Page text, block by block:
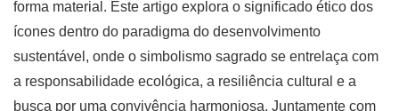
forma material. Este artigo explora o significado ético dos
ícones dentro do paradigma do desenvolvimento
sustentável, onde o simbolismo sagrado se entrelaça com
a responsabilidade ecológica, a resiliência cultural e a
busca por uma convivência harmoniosa. Juntamente com